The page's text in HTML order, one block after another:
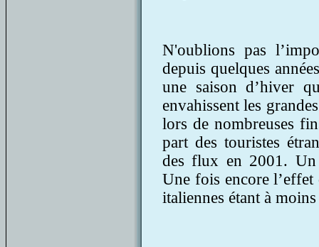
N'oublions pas
depuis quelques
une saison d’hiver
envahissent les
lors de nombreuses
part des touristes
des flux en 2001. Un
Une fois encore l’effet
italiennes étant à